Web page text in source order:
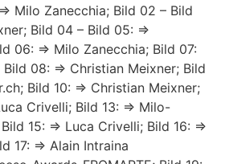
Milo Zanecchia; Bild 02 – Bild
Bild 04 – Bild 05: =>
06: => Milo Zanecchia; Bild 07:
Bild 08: => Christian Meixner; Bild
Bild 10: => Christian Meixner;
Crivelli; Bild 13: => Milo-
15: => Luca Crivelli; Bild 16: =>
17: => Alain Intraina